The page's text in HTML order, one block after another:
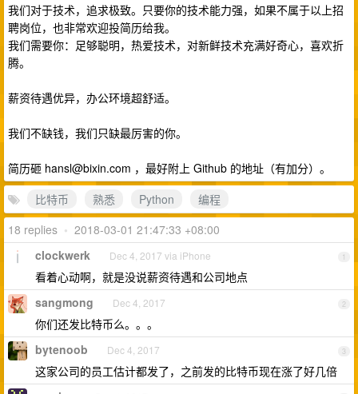
我们对于技术，追求极致。只要你的技术能力强，如果不属于以上招
聘岗位，也非常欢迎投简历给我。
我们需要你：足够聪明，热爱技术，对新鲜技术充满好奇心，喜欢折
腾。
薪资待遇优异，办公环境超舒适。
我们不缺钱，我们只缺最厉害的你。
简历砸 hansl@bixin.com ，最好附上 Github 的地址（有加分）。
比特币
熟悉 Python
编程
18 replies • 2018-03-01 21:47:33 +08:00
1
clockwerk Dec 4, 2017 via iPhone
看着心动啊，就是没说薪资待遇和公司地点
2
sangmong Dec 4, 2017
你们还发比特币么。。。
3
bytenoob Dec 4, 2017
这家公司的员工估计都发了，之前发的比特币现在涨了好几倍